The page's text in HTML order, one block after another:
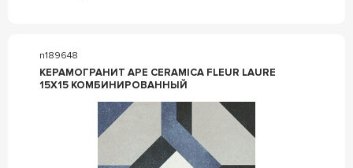
n189648
КЕРАМОГРАНИТ APE CERAMICA FLEUR LAURE
15X15 КОМБИНИРОВАННЫЙ